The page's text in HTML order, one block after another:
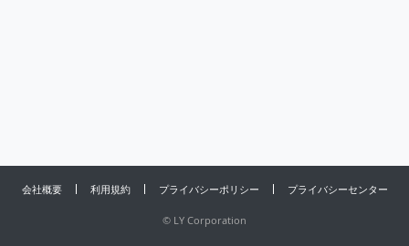
会社概要 利用規約 プライバシーポリシー プライバシーセンター
© LY Corporation